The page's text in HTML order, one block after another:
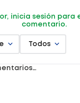
inicia sesión para
comentario.
Todos